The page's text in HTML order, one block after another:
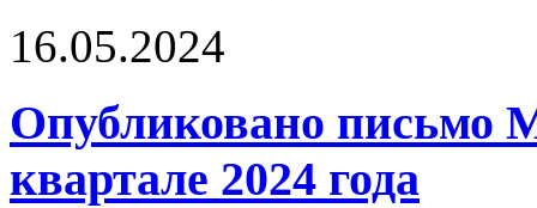
16.05.2024
Опубликовано
квартале 2024 года